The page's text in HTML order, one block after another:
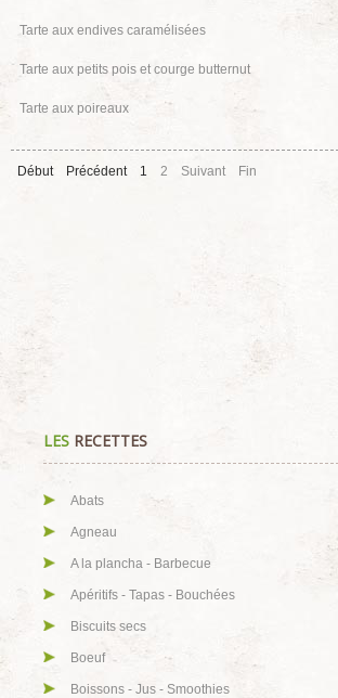
Tarte aux endives caramélisées
Tarte aux petits pois et courge butternut
Tarte aux poireaux
Début Précédent 1 2 Suivant Fin
LES RECETTES
Abats
Agneau
A la plancha - Barbecue
Apéritifs - Tapas - Bouchées
Biscuits secs
Boeuf
Boissons - Jus - Smoothies